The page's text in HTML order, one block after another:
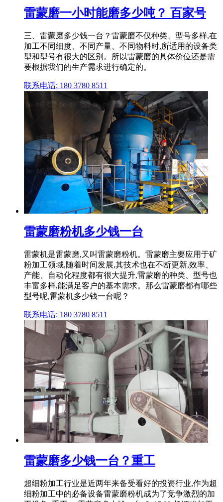
雷蒙磨一小时能磨多少吨？ 百家号
三、雷蒙磨多少钱一台？雷蒙磨不仅种类、型号多样,在
加工不同细度、不同产量、不同物料时,所适用的设备类
型和型号有很大的区别。所以雷蒙磨的具体价位还是需
要根据我们的生产需求进行确定的。
联系电话: 180 3780 8511
雷蒙磨粉机多少钱一台
雷蒙机是雷蒙磨,又叫雷蒙磨粉机。雷蒙磨主要应用于矿
粉加工领域,随着时间发展,其技术也在不断更新,效率、
产能、自动化程度都有很大提升,雷蒙磨的种类、型号也
丰富多样,能满足客户的基本需求。那么雷蒙磨都有哪些
型号呢,雷蒙机多少钱一台呢？
联系电话: 180 3780 8511
雷蒙磨多少钱一台？重工
超细粉加工行业是近两年来备受看好的投资行业,作为超
细粉加工中的必备设备雷蒙磨粉机成为了竞争激烈的加